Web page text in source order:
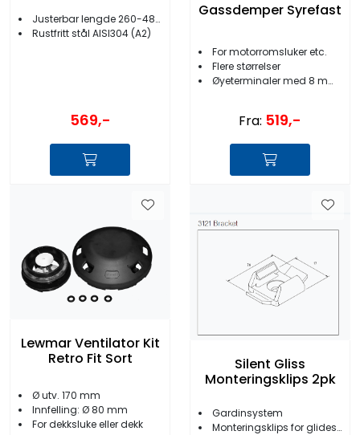
Justerbar lengde 260-484 mm
Rustfritt stål AISI304 (A2)
569,-
Gassdemper Syrefast
For motorromsluker etc.
Flere størrelser
Øyeterminaler med 8 mm hull
Fra: 519,-
Lewmar Ventilator Kit
Retro Fit Sort
Ø utv. 170 mm
Innfelling: Ø 80 mm
For dekksluke eller dekk
Silent Gliss
Monteringsklips 2pk
Gardinsystem
Monteringsklips for glideskinne